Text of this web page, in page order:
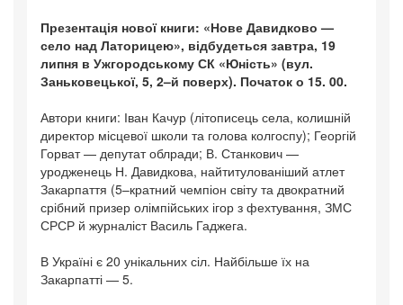
Презентація нової книги: «Нове Давидково —
село над Латорицею», відбудеться завтра, 19
липня в Ужгородському СК «Юність» (вул.
Заньковецької, 5, 2–й поверх). Початок о 15. 00.
Автори книги: Іван Качур (літописець села, колишній
директор місцевої школи та голова колгоспу); Георгій
Горват — депутат облради; В. Станкович —
уродженець Н. Давидкова, найтитулованіший атлет
Закарпаття (5–кратний чемпіон світу та двократний
срібний призер олімпійських ігор з фехтування, ЗМС
СРСР й журналіст Василь Гаджега.
В Україні є 20 унікальних сіл. Найбільше їх на
Закарпатті — 5.